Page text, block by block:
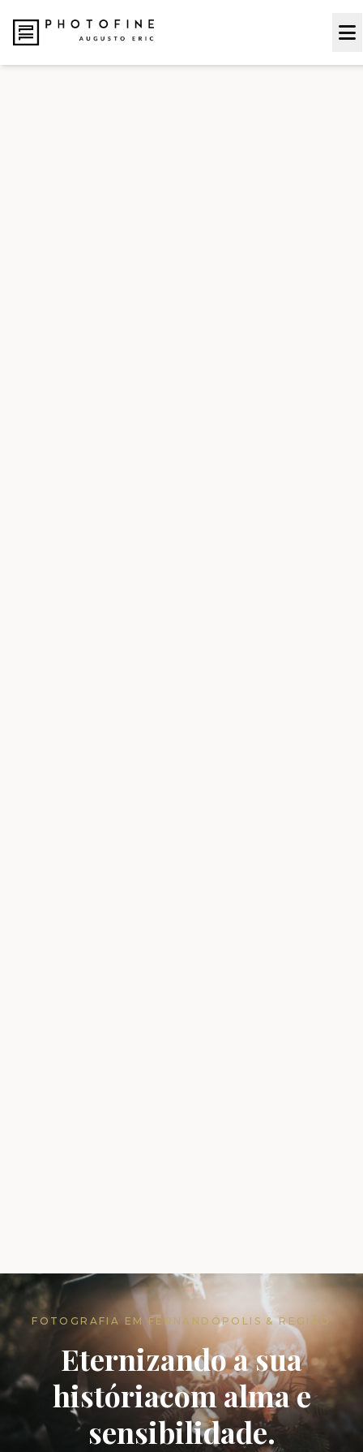
FOTOGRAFIA EM FERNANDÓPOLIS & REGIÃO
Eternizando a sua
históriacom alma e
sensibilidade.